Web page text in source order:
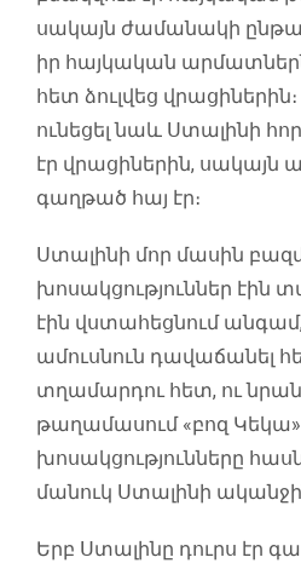
սակայն ժամանակի
իր հայկական
հետ ձուլվեց
ունեցել նաև Ստալինի հոր
էր վրացիներին, սակայն
գաղթած հայ էր։
Ստալինի մոր մասին
խոսակցություններ էին
էին վստահեցնում
ամուսնուն դավաճանել
տղամարդու հետ, ու
թաղամասում «բոզ Կեկա»
խոսակցությունները
մանուկ Ստալինի
Երբ Ստալինը դուրս էր